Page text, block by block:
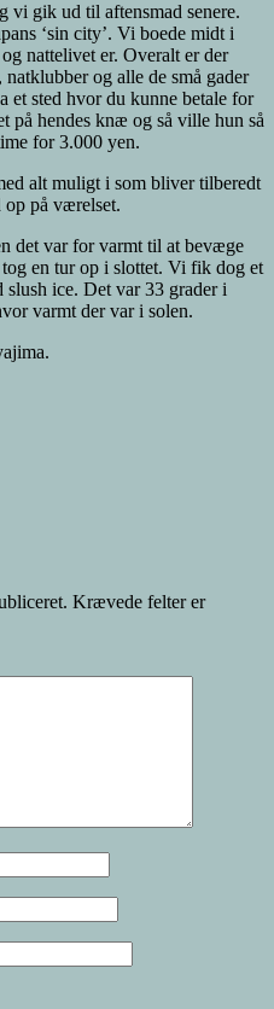
vi gik ud til aftensmad senere.
‘sin city’. Vi boede midt i
nattelivet er. Overalt er der
og alle de små gader
et sted hvor du kunne betale for
på hendes knæ og så ville hun så
for 3.000 yen.
alt muligt i som bliver tilberedt
på værelset.
det var for varmt til at bevæge
en tur op i slottet. Vi fik dog et
ice. Det var 33 grader i
varmt der var i solen.
Krævede felter er